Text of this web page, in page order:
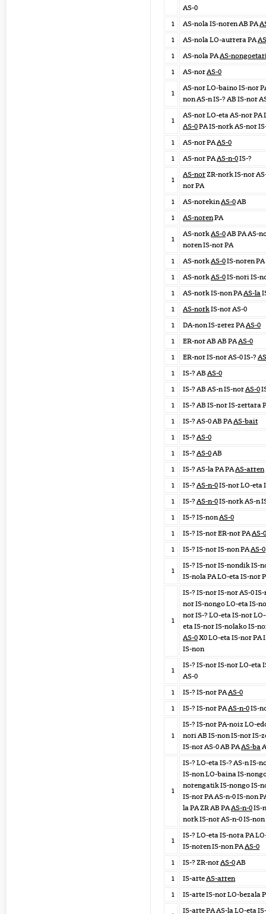
AS-0
1
AS-nola IS-noren AB PA
1
AS-nola LO-aurrera PA
1
AS-nola PAAS-
1
AS-norAS-0
1
AS-nor LO-baino IS-nor
non AS-n IS-? AB IS-nor
1
AS-nor LO-eta AS-nor PA
AS-0PA IS-nork AS-nor
1
AS-nor PAAS-0
1
AS-nor PAAS-n-0IS-?
1
AS-norZR-nork IS-nor
nor PA
1
AS-norekinAS-0AB
1
AS-norenPA
1
AS-norkAS-0AB PA AS-
noren IS-nor PA
1
AS-norkAS-0IS-noren
1
AS-norkAS-0IS-nori IS-
1
AS-nork IS-non PAAS-la
1
AS-norkIS-nor AS-0
1
DA-non IS-zerez PAAS-0
1
ER-nor AB AB PAAS-0
1
ER-nor IS-nor AS-0 IS-?
1
IS-? AB AS-0
1
IS-? AB AS-n IS-norAS-0
1
IS-? AB IS-nor IS-zertara
1
IS-? AS-0 AB PAAS-bait
1
IS-? AS-0
1
IS-? AS-0AB
1
IS-? AS-la PA PAAS-arren
1
IS-? AS-n-0IS-nor LO-eta
1
IS-? AS-n-0IS-nork AS-n
1
IS-? IS-nonAS-0
1
IS-? IS-nor ER-nor PAAS-0
1
IS-? IS-nor IS-non PAAS-0
1
IS-? IS-nor IS-nondik IS-
IS-nola PA LO-eta IS-nor
1
IS-? IS-nor IS-nor AS-0 IS-
nor IS-nongo LO-eta IS-
nor IS-? LO-eta IS-nor
eta IS-nor IS-nolako IS-
AS-0X0 LO-eta IS-nor PA
IS-non
1
IS-? IS-nor IS-nor LO-eta
AS-0
1
IS-? IS-nor PAAS-0
1
IS-? IS-nor PAAS-n-0IS-
1
IS-? IS-nor PA-noiz LO-
nori AB IS-non IS-nor IS-
IS-nor AS-0 AB PAAS-ba
1
IS-? LO-eta IS-? AS-n IS-
IS-non LO-baina IS-
norengatik IS-nongo IS-
IS-nor PA AS-n-0 IS-non
la PA ZR AB PAAS-n-0IS-
nork IS-nor AS-n-0 IS-non
1
IS-? LO-eta IS-nora PA
IS-noren IS-non PAAS-0
1
IS-? ZR-norAS-0AB
1
IS-arteAS-arren
1
IS-arte IS-nor LO-bezala
IS-arte PA AS-la LO-eta